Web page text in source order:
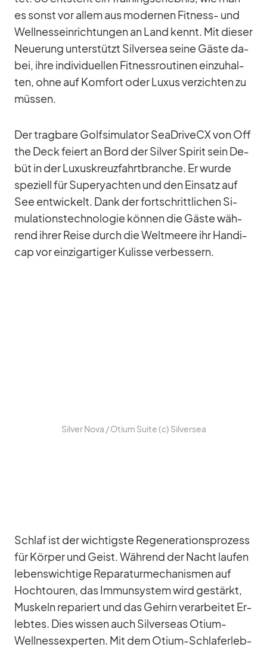
es sonst vor al­lem aus mo­der­nen Fit­ness- und
Well­ness­ein­rich­tun­gen an Land kennt. Mit die­ser
Neue­rung un­ter­stützt Sil­ver­sea seine Gäste da­
bei, ihre in­di­vi­du­el­len Fit­ness­rou­ti­nen ein­zu­hal­
ten, ohne auf Kom­fort oder Lu­xus ver­zich­ten zu
müs­sen.
Der trag­bare Golf­si­mu­la­tor SeaDriveCX von Off
the Deck fei­ert an Bord der Sil­ver Spi­rit sein De­
büt in der Lu­xus­kreuz­fahrt­bran­che. Er wurde
spe­zi­ell für Su­per­yach­ten und den Ein­satz auf
See ent­wi­ckelt. Dank der fort­schritt­li­chen Si­
mu­la­ti­ons­tech­no­lo­gie kön­nen die Gäste wäh­
rend ih­rer Reise durch die Welt­meere ihr Han­di­
cap vor ein­zig­ar­ti­ger Ku­lisse ver­bes­sern.
Sil­ver Nova /​ Otium Suite (c) Sil­ver­sea
Schlaf ist der wich­tigste Re­ge­ne­ra­ti­ons­pro­zess
für Kör­per und Geist. Wäh­rend der Nacht lau­fen
le­bens­wich­tige Re­pa­ra­turme­cha­nis­men auf
Hoch­tou­ren, das Im­mun­sys­tem wird ge­stärkt,
Mus­keln re­pa­riert und das Ge­hirn ver­ar­bei­tet Er­
leb­tes. Dies wis­sen auch Sil­ver­seas Otium-
Well­ness­exper­ten. Mit dem Otium-Schlaf­erleb­